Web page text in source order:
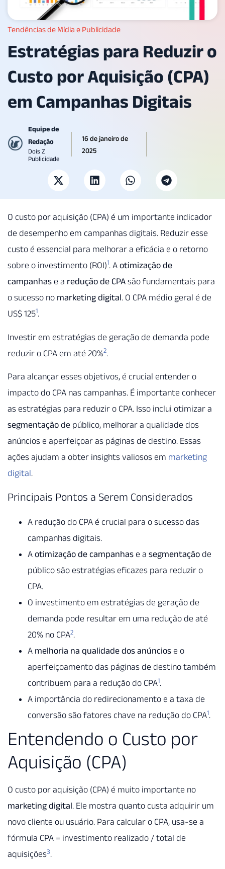
Tendências de Mídia e Publicidade
Estratégias para Reduzir o
Custo por Aquisição (CPA)
em Campanhas Digitais
Equipe de
Redação
Dois Z
Publicidade
16 de janeiro de
2025
O custo por aquisição (CPA) é um importante indicador
de desempenho em campanhas digitais. Reduzir esse
custo é essencial para melhorar a eficácia e o retorno
sobre o investimento (ROI)1. A otimização de
campanhas e a redução de CPA são fundamentais para
o sucesso no marketing digital. O CPA médio geral é de
US$ 1251.
Investir em estratégias de geração de demanda pode
reduzir o CPA em até 20%2.
Para alcançar esses objetivos, é crucial entender o
impacto do CPA nas campanhas. É importante conhecer
as estratégias para reduzir o CPA. Isso inclui otimizar a
segmentação de público, melhorar a qualidade dos
anúncios e aperfeiçoar as páginas de destino. Essas
ações ajudam a obter insights valiosos em marketing
digital.
Principais Pontos a Serem Considerados
A redução do CPA é crucial para o sucesso das
campanhas digitais.
A otimização de campanhas e a segmentação de
público são estratégias eficazes para reduzir o
CPA.
O investimento em estratégias de geração de
demanda pode resultar em uma redução de até
20% no CPA2.
A melhoria na qualidade dos anúncios e o
aperfeiçoamento das páginas de destino também
contribuem para a redução do CPA1.
A importância do redirecionamento e a taxa de
conversão são fatores chave na redução do CPA1.
Entendendo o Custo por
Aquisição (CPA)
O custo por aquisição (CPA) é muito importante no
marketing digital. Ele mostra quanto custa adquirir um
novo cliente ou usuário. Para calcular o CPA, usa-se a
fórmula CPA = investimento realizado / total de
aquisições3.